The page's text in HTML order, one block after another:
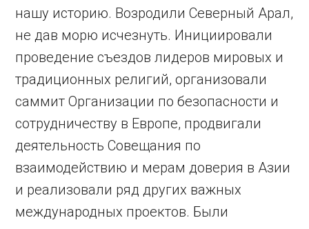
нашу историю. Возродили Северный Арал,
не дав морю исчезнуть. Инициировали
проведение съездов лидеров мировых и
традиционных религий, организовали
саммит Организации по безопасности и
сотрудничеству в Европе, продвигали
деятельность Совещания по
взаимодейст­вию и мерам доверия в Азии
и реализовали ряд других важных
международных проектов. Были